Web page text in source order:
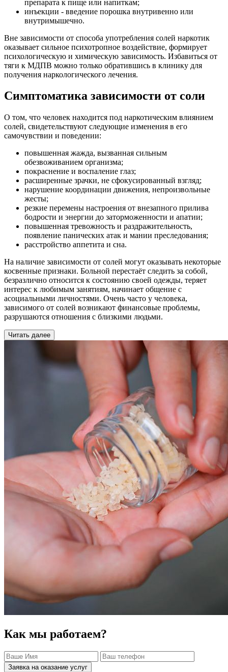
препарата к пище или напиткам;
инъекции - введение порошка внутривенно или
внутримышечно.
Вне зависимости от способа употребления солей наркотик
оказывает сильное психотропное воздействие, формирует
психологическую и химическую зависимость. Избавиться от
тяги к МДПВ можно только обратившись в клинику для
получения наркологического лечения.
Симптоматика зависимости от соли
О том, что человек находится под наркотическим влиянием
солей, свидетельствуют следующие изменения в его
самочувствии и поведении:
повышенная жажда, вызванная сильным
обезвоживанием организма;
покраснение и воспаление глаз;
расширенные зрачки, не сфокусированный взгляд;
нарушение координации движения, непроизвольные
жесты;
резкие перемены настроения от внезапного прилива
бодрости и энергии до заторможенности и апатии;
повышенная тревожность и раздражительность,
появление панических атак и мании преследования;
расстройство аппетита и сна.
На наличие зависимости от солей могут оказывать некоторые
косвенные признаки. Больной перестаёт следить за собой,
безразлично относится к состоянию своей одежды, теряет
интерес к любимым занятиям, начинает общение с
асоциальными личностями. Очень часто у человека,
зависимого от солей возникают финансовые проблемы,
разрушаются отношения с близкими людьми.
Читать далее
Как мы работаем?
Заявка на оказание услуг